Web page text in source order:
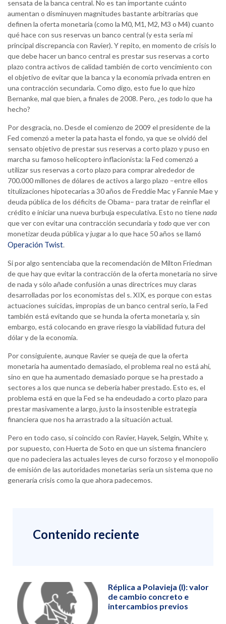
sensata de la banca central. No es tan importante cuánto
aumentan o disminuyen magnitudes bastante arbitrarias que
definen la oferta monetaria (como la M0, M1, M2, M3 o M4) cuanto
qué hace con sus reservas un banco central (y esta sería mi
principal discrepancia con Ravier). Y repito, en momento de crisis lo
que debe hacer un banco central es prestar sus reservas a corto
plazo contra activos de calidad también de corto vencimiento con
el objetivo de evitar que la banca y la economía privada entren en
una contracción secundaria. Como digo, esto fue lo que hizo
Bernanke, mal que bien, a finales de 2008. Pero, ¿es todolo que ha
hecho?
Por desgracia, no. Desde el comienzo de 2009 el presidente de la
Fed comenzó a meter la pata hasta el fondo, ya que se olvidó del
sensato objetivo de prestar sus reservas a corto plazo y puso en
marcha su famoso helicoptero inflacionista: la Fed comenzó a
utilizar sus reservas a corto plazo para comprar alrededor de
700.000 millones de dólares de activos a largo plazo –entre ellos
titulizaciones hipotecarias a 30 años de Freddie Mac y Fannie Mae y
deuda pública de los déficits de Obama– para tratar de reinflar el
crédito e iniciar una nueva burbuja especulativa. Esto no tienenada
que ver con evitar una contracción secundaria ytodoque ver con
monetizar deuda pública y jugar a lo que hace 50 años se llamó
Operación Twist.
Si por algo sentenciaba que la recomendación de Milton Friedman
de que hay que evitar la contracción de la oferta monetaria no sirve
de nada y sólo añade confusión a unas directrices muy claras
desarrolladas por los economistas del s. XIX, es porque con estas
actuaciones suicidas, impropias de un banco central serio, la Fed
también está evitando que se hunda la oferta monetaria y, sin
embargo, está colocando en grave riesgo la viabilidad futura del
dólar y de la economía.
Por consiguiente, aunque Ravier se queja de que la oferta
monetaria ha aumentado demasiado, el problema real no está ahí,
sino en que ha aumentado demasiado porque se ha prestado a
sectores a los que nunca se debería haber prestado. Esto es, el
problema está en que la Fed se ha endeudado a corto plazo para
prestar masivamente a largo, justo la insostenible estrategia
financiera que nos ha arrastrado a la situación actual.
Pero en todo caso, sí coincido con Ravier, Hayek, Selgin, White y,
por supuesto, con Huerta de Soto en que un sistema financiero
que no padeciera las actuales leyes de curso forzoso y el monopolio
de emisión de las autoridades monetarias sería un sistema que no
generaría crisis como la que ahora padecemos.
Contenido reciente
Réplica a Polavieja (I): valor
de cambio concreto e
intercambios previos